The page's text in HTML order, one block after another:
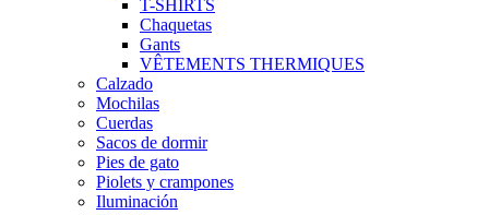
T-SHIRTS
Chaquetas
Gants
VÊTEMENTS THERMIQUES
Calzado
Mochilas
Cuerdas
Sacos de dormir
Pies de gato
Piolets y crampones
Iluminación